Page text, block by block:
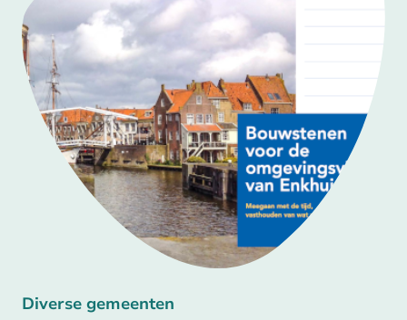
Diverse gemeenten